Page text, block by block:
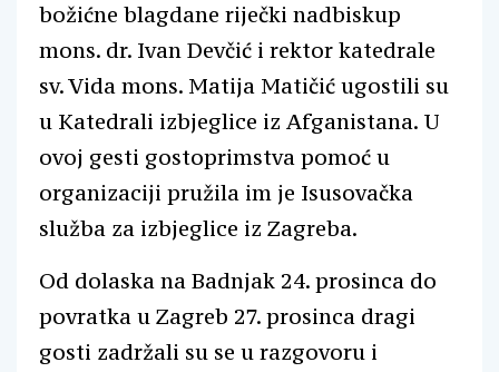
božićne blagdane riječki nadbiskup
mons. dr. Ivan Devčić i rektor katedrale
sv. Vida mons. Matija Matičić ugostili su
u Katedrali izbjeglice iz Afganistana. U
ovoj gesti gostoprimstva pomoć u
organizaciji pružila im je Isusovačka
služba za izbjeglice iz Zagreba.
Od dolaska na Badnjak 24. prosinca do
povratka u Zagreb 27. prosinca dragi
gosti zadržali su se u razgovoru i